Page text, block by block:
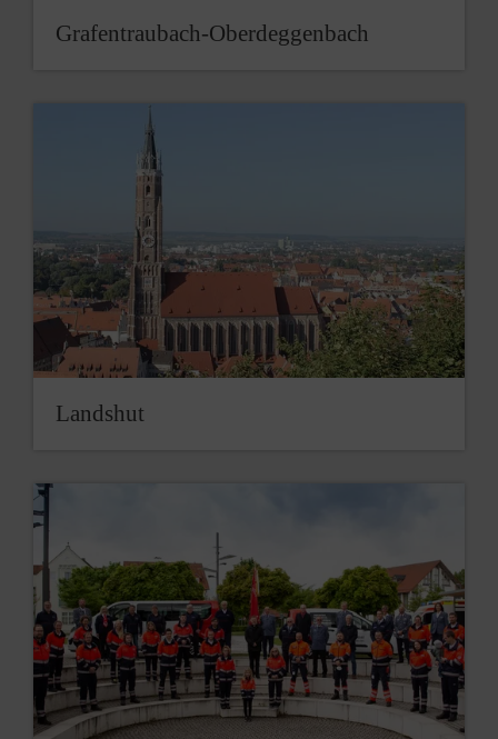
Grafentraubach-Oberdeggenbach
Landshut